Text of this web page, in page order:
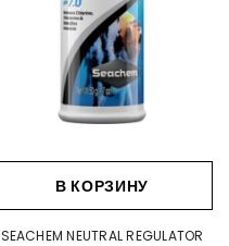
В КОРЗИНУ
SEACHEM NEUTRAL REGULATOR